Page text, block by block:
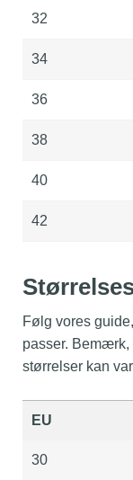
32
34
36
38
40
42
Følg vores
passer. Bemærk,
størrelser kan
EU
30